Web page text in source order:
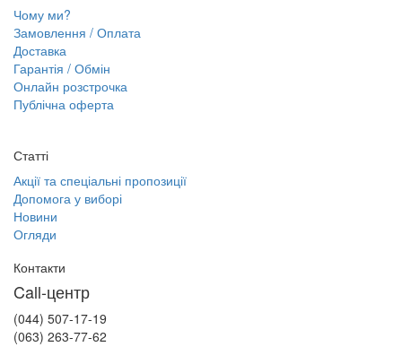
Чому ми?
Замовлення / Оплата
Доставка
Гарантія / Обмін
Онлайн розстрочка
Публічна оферта
Статті
Акції та спеціальні пропозиції
Допомога у виборі
Новини
Огляди
Контакти
Call-центр
(044) 507-17-19
(063) 263-77-62